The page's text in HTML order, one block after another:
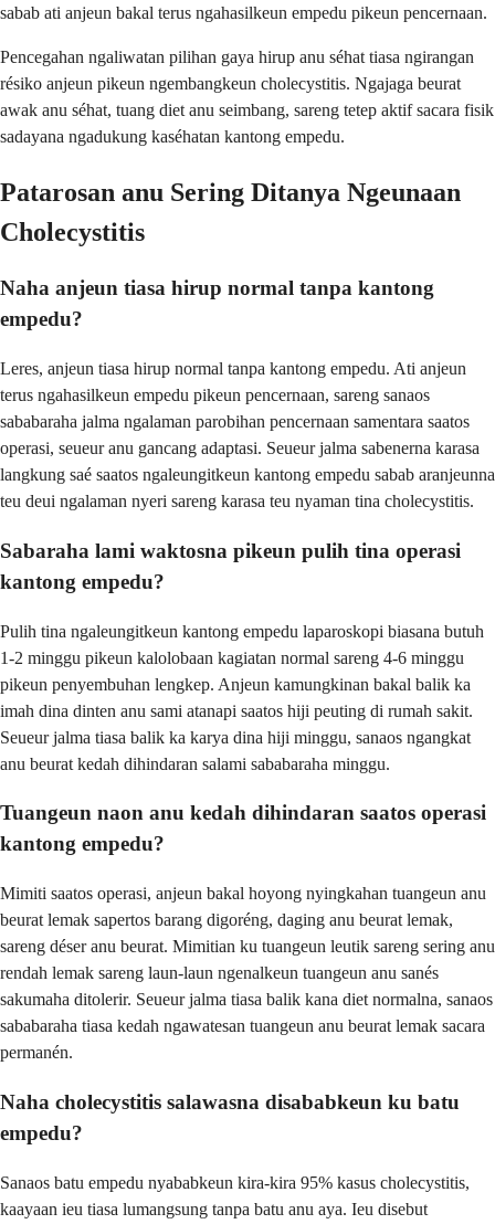
sabab ati anjeun bakal terus ngahasilkeun empedu pikeun pencernaan.
Pencegahan ngaliwatan pilihan gaya hirup anu séhat tiasa ngirangan
résiko anjeun pikeun ngembangkeun cholecystitis. Ngajaga beurat
awak anu séhat, tuang diet anu seimbang, sareng tetep aktif sacara fisik
sadayana ngadukung kaséhatan kantong empedu.
Patarosan anu Sering Ditanya Ngeunaan
Cholecystitis
Naha anjeun tiasa hirup normal tanpa kantong
empedu?
Leres, anjeun tiasa hirup normal tanpa kantong empedu. Ati anjeun
terus ngahasilkeun empedu pikeun pencernaan, sareng sanaos
sababaraha jalma ngalaman parobihan pencernaan samentara saatos
operasi, seueur anu gancang adaptasi. Seueur jalma sabenerna karasa
langkung saé saatos ngaleungitkeun kantong empedu sabab aranjeunna
teu deui ngalaman nyeri sareng karasa teu nyaman tina cholecystitis.
Sabaraha lami waktosna pikeun pulih tina operasi
kantong empedu?
Pulih tina ngaleungitkeun kantong empedu laparoskopi biasana butuh
1-2 minggu pikeun kalolobaan kagiatan normal sareng 4-6 minggu
pikeun penyembuhan lengkep. Anjeun kamungkinan bakal balik ka
imah dina dinten anu sami atanapi saatos hiji peuting di rumah sakit.
Seueur jalma tiasa balik ka karya dina hiji minggu, sanaos ngangkat
anu beurat kedah dihindaran salami sababaraha minggu.
Tuangeun naon anu kedah dihindaran saatos operasi
kantong empedu?
Mimiti saatos operasi, anjeun bakal hoyong nyingkahan tuangeun anu
beurat lemak sapertos barang digoréng, daging anu beurat lemak,
sareng déser anu beurat. Mimitian ku tuangeun leutik sareng sering anu
rendah lemak sareng laun-laun ngenalkeun tuangeun anu sanés
sakumaha ditolerir. Seueur jalma tiasa balik kana diet normalna, sanaos
sababaraha tiasa kedah ngawatesan tuangeun anu beurat lemak sacara
permanén.
Naha cholecystitis salawasna disababkeun ku batu
empedu?
Sanaos batu empedu nyababkeun kira-kira 95% kasus cholecystitis,
kaayaan ieu tiasa lumangsung tanpa batu anu aya. Ieu disebut